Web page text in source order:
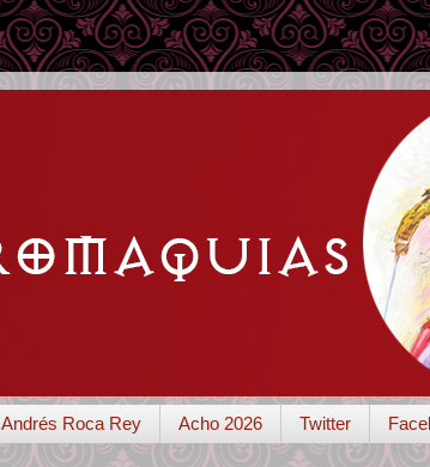
Andrés Roca Rey Acho 2026 Twitter